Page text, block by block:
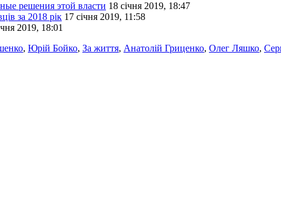
решения этой власти 18 січня 2019, 18:47
за 2018 рік 17 січня 2019, 11:58
2019, 18:01
, Юрій Бойко, За життя, Анатолій Гриценко, Олег Ляшко,